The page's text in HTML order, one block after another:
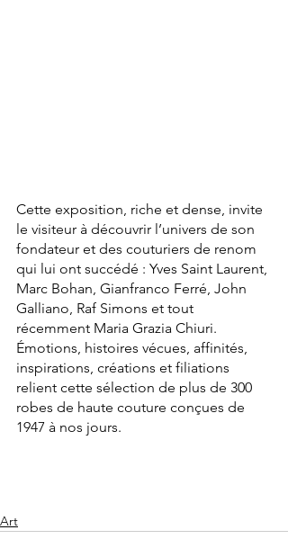
Cette exposition, riche et dense, invite
le visiteur à découvrir l’univers de son
fondateur et des couturiers de renom
qui lui ont succédé : Yves Saint Laurent,
Marc Bohan, Gianfranco Ferré, John
Galliano, Raf Simons et tout
récemment Maria Grazia Chiuri.
Émotions, histoires vécues, affinités,
inspirations, créations et filiations
relient cette sélection de plus de 300
robes de haute couture conçues de
1947 à nos jours.
Art